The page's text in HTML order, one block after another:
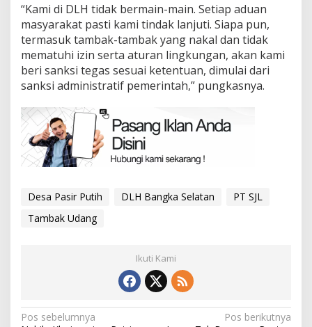
“Kami di DLH tidak bermain-main. Setiap aduan
masyarakat pasti kami tindak lanjuti. Siapa pun,
termasuk tambak-tambak yang nakal dan tidak
mematuhi izin serta aturan lingkungan, akan kami
beri sanksi tegas sesuai ketentuan, dimulai dari
sanksi administratif pemerintah,” pungkasnya.
Desa Pasir Putih DLH Bangka Selatan
PT SJL
Tambak Udang
Ikuti Kami
Navigasi
Pos sebelumnya
Pos berikutnya